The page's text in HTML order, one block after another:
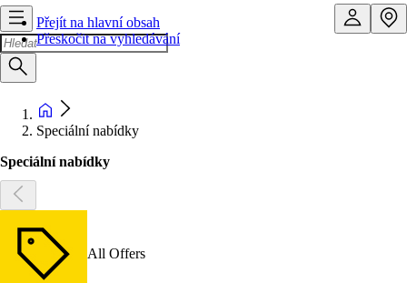
Přejít na hlavní obsah
Přeskočit na vyhledávání
Speciální nabídky
Speciální nabídky
All Offers